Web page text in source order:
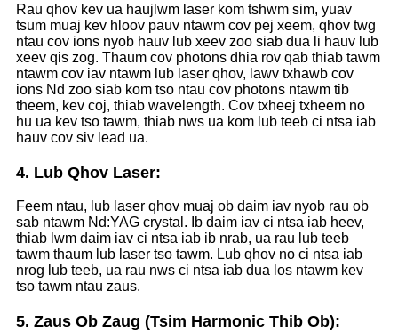
Rau qhov kev ua haujlwm laser kom tshwm sim, yuav
tsum muaj kev hloov pauv ntawm cov pej xeem, qhov twg
ntau cov ions nyob hauv lub xeev zoo siab dua li hauv lub
xeev qis zog. Thaum cov photons dhia rov qab thiab tawm
ntawm cov iav ntawm lub laser qhov, lawv txhawb cov
ions Nd zoo siab kom tso ntau cov photons ntawm tib
theem, kev coj, thiab wavelength. Cov txheej txheem no
hu ua kev tso tawm, thiab nws ua kom lub teeb ci ntsa iab
hauv cov siv lead ua.
4. Lub Qhov Laser:
Feem ntau, lub laser qhov muaj ob daim iav nyob rau ob
sab ntawm Nd:YAG crystal. Ib daim iav ci ntsa iab heev,
thiab lwm daim iav ci ntsa iab ib nrab, ua rau lub teeb
tawm thaum lub laser tso tawm. Lub qhov no ci ntsa iab
nrog lub teeb, ua rau nws ci ntsa iab dua los ntawm kev
tso tawm ntau zaus.
5. Zaus Ob Zaug (Tsim Harmonic Thib Ob):